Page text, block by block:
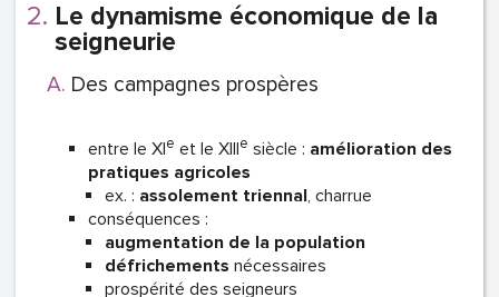
Le dynamisme économique de la
seigneurie
Des campagnes prospères
entre le XIe et le XIIIe siècle : amélioration des
pratiques agricoles
ex. : assolement triennal, charrue
conséquences :
augmentation de la population
défrichements nécessaires
prospérité des seigneurs